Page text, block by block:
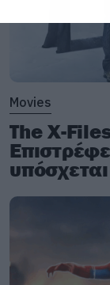
Movies
The X-